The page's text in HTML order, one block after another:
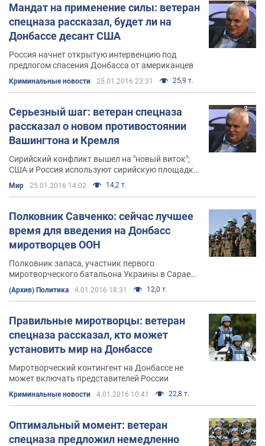
Мандат на применение силы: ветеран
спецназа рассказал, будет ли на
Донбассе десант США
Россия начнет открытую интервенцию под
предлогом спасения Донбасса от американцев
Криминальные новости 25.01.2016 23:31 25,9 т.
Серьезный шаг: ветеран спецназа
рассказал о новом противостоянии
Вашингтона и Кремля
Сирийский конфликт вышел на "новый виток";
США и Россия используют сирийскую площадку
для демонстрации силы
Мир 25.01.2016 14:02 14,2 т.
Полковник Савченко: сейчас лучшее
время для введения на Донбасс
миротворцев ООН
Полковник запаса, участник первого
миротворческого батальона Украины в Сараево
Михаил Савченко рассказал, как миротворцы
изменят ситуацию на Донбассе
(Архив) Политика 4.01.2016 18:31 12,0 т.
Правильные миротворцы: ветеран
спецназа рассказал, кто может
установить мир на Донбассе
Миротворческий контингент на Донбассе не
может включать представителей России
Криминальные новости 4.01.2016 10:41 22,8 т.
Оптимальный момент: ветеран
спецназа предложил немедленно